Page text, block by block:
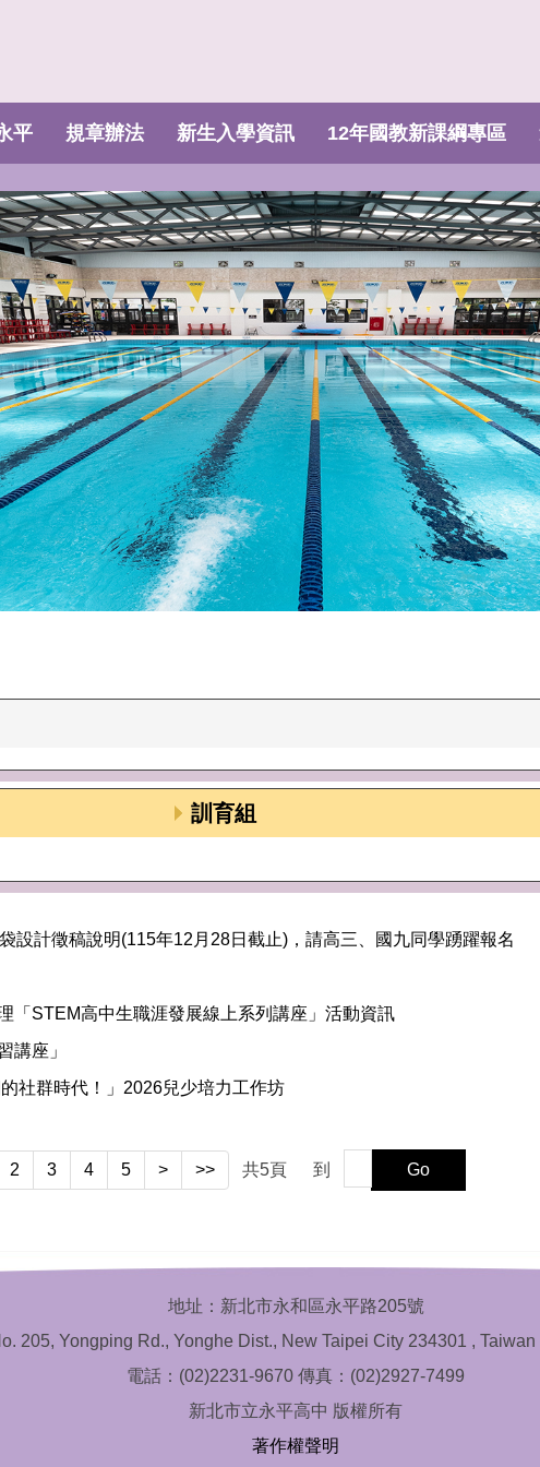
平 規章辦法 新生入學資訊 12年國教新課綱專區
訓育組
設計徵稿說明(115年12月28日截止)，請高三、國九同學踴躍報名
「STEM高中生職涯發展線上系列講座」活動資訊
講座」
社群時代！」2026兒少培力工作坊
2 3 4 5 > >> 共5頁 到 Go
地址：新北市永和區永平路205號
205, Yongping Rd., Yonghe Dist., New Taipei City 234301 , Taiwan
電話：(02)2231-9670 傳真：(02)2927-7499
新北市立永平高中 版權所有
著作權聲明